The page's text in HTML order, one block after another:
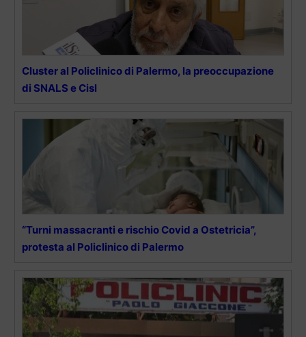
Cluster al Policlinico di Palermo, la preoccupazione
di SNALS e Cisl
“Turni massacranti e rischio Covid a Ostetricia”,
protesta al Policlinico di Palermo